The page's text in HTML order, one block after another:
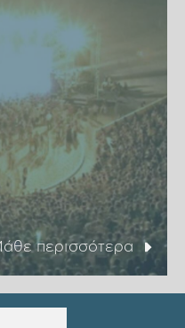
περισσότερα